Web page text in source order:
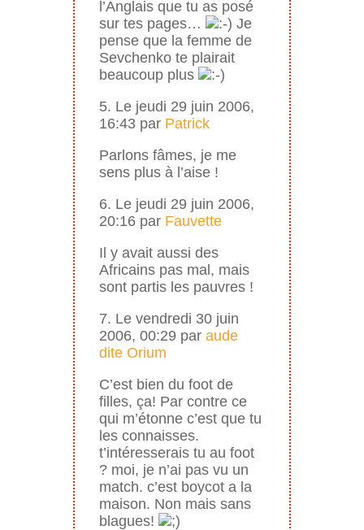
l’Anglais que tu as posé
sur tes pages…
Je
pense que la femme de
Sevchenko te plairait
beaucoup plus
5. Le jeudi 29 juin 2006,
16:43 par Patrick
Parlons fâmes, je me
sens plus à l’aise !
6. Le jeudi 29 juin 2006,
20:16 par Fauvette
Il y avait aussi des
Africains pas mal, mais
sont partis les pauvres !
7. Le vendredi 30 juin
2006, 00:29 par aude
dite Orium
C’est bien du foot de
filles, ça! Par contre ce
qui m’étonne c’est que tu
les connaisses.
t’intéresserais tu au foot
? moi, je n’ai pas vu un
match. c’est boycot a la
maison. Non mais sans
blagues!